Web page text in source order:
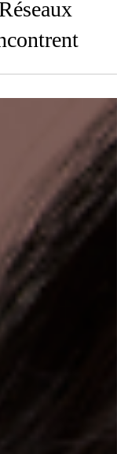
: Quand